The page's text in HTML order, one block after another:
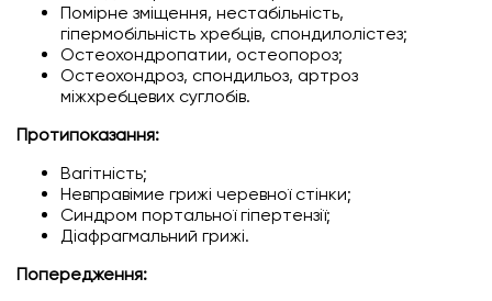
Помірне зміщення, нестабільність,
гіпермобільність хребців, спондилолістез;
Остеохондропатии, остеопороз;
Остеохондроз, спондильоз, артроз
міжхребцевих суглобів.
Протипоказання:
Вагітність;
Невправімие грижі черевної стінки;
Синдром портальної гіпертензії;
Діафрагмальний грижі.
Попередження: